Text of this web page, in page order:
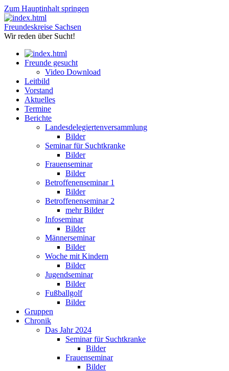
Zum Hauptinhalt springen
Freundeskreise Sachsen
Wir reden über Sucht!
Freunde gesucht
Video Download
Leitbild
Vorstand
Aktuelles
Termine
Berichte
Landesdelegiertenversammlung
Bilder
Seminar für Suchtkranke
Bilder
Frauenseminar
Bilder
Betroffenenseminar 1
Bilder
Betroffenenseminar 2
mehr Bilder
Infoseminar
Bilder
Männerseminar
Bilder
Woche mit Kindern
Bilder
Jugendseminar
Bilder
Fußballgolf
Bilder
Gruppen
Chronik
Das Jahr 2024
Seminar für Suchtkranke
Bilder
Frauenseminar
Bilder